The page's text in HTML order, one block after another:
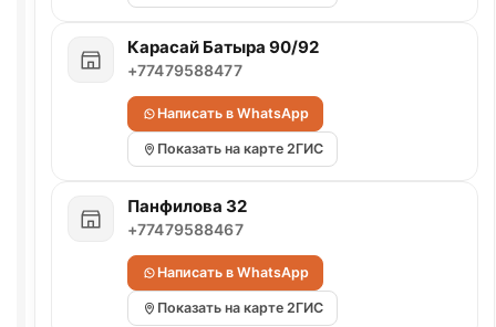
Карасай Батыра 90/92
+77479588477
Написать в WhatsApp
Показать на карте 2ГИС
Панфилова 32
+77479588467
Написать в WhatsApp
Показать на карте 2ГИС